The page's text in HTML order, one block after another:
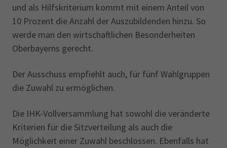
und als Hilfskriterium kommt mit einem Anteil von
10 Prozent die Anzahl der Auszubildenden hinzu. So
werde man den wirtschaftlichen Besonderheiten
Oberbayerns gerecht.
Der Ausschuss empfiehlt auch, für fünf Wahlgruppen
die Zuwahl zu ermöglichen.
Die IHK-Vollversammlung hat sowohl die veränderte
Kriterien für die Sitzverteilung als auch die
Möglichkeit einer Zuwahl beschlossen. Ebenfalls hat